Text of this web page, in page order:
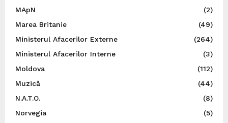
MApN
(2)
Marea Britanie
(49)
Ministerul Afacerilor Externe
(264)
Ministerul Afacerilor Interne
(3)
Moldova
(112)
Muzică
(44)
N.A.T.O.
(8)
Norvegia
(5)